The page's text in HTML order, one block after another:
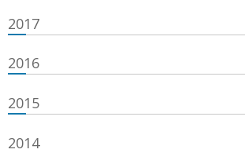
2017
2016
2015
2014